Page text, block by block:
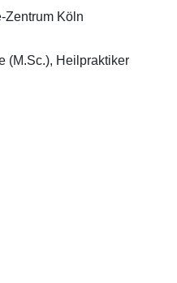
(M.Sc.), Heilpraktiker